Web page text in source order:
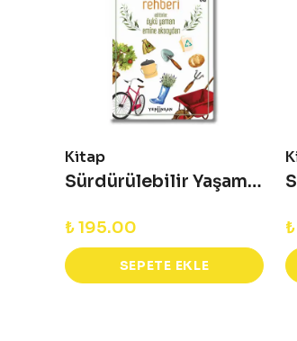
Kitap
Sürdürülebilir Yaşam Rehberi
₺ 195.00
SEPETE EKLE